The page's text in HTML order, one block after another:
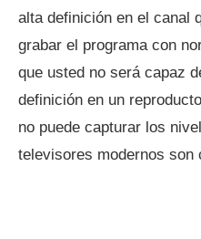
alta definición en el canal
grabar el programa con
que usted no será capaz
definición en un
no puede capturar los
televisores modernos son